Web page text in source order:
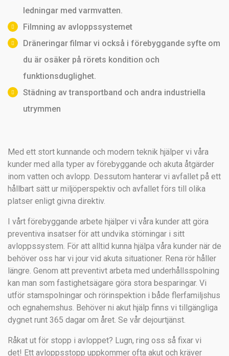
ledningar med varmvatten.
Filmning av avloppssystemet
Dräneringar filmar vi också i förebyggande syfte om
du är osäker på rörets kondition och
funktionsduglighet.
Städning av transportband och andra industriella
utrymmen
Med ett stort kunnande och modern teknik hjälper vi våra
kunder med alla typer av förebyggande och akuta åtgärder
inom vatten och avlopp. Dessutom hanterar vi avfallet på ett
hållbart sätt ur miljöperspektiv och avfallet förs till olika
platser enligt givna direktiv.
I vårt förebyggande arbete hjälper vi våra kunder att göra
preventiva insatser för att undvika störningar i sitt
avloppssystem. För att alltid kunna hjälpa våra kunder när de
behöver oss har vi jour vid akuta situationer. Rena rör håller
längre. Genom att preventivt arbeta med underhållsspolning
kan man som fastighetsägare göra stora besparingar. Vi
utför stamspolningar och rörinspektion i både flerfamiljshus
och egnahemshus. Behöver ni akut hjälp finns vi tillgängliga
dygnet runt 365 dagar om året. Se vår dejourtjänst.
Råkat ut för stopp i avloppet? Lugn, ring oss så fixar vi
det! Ett avloppsstopp uppkommer ofta akut och kräver